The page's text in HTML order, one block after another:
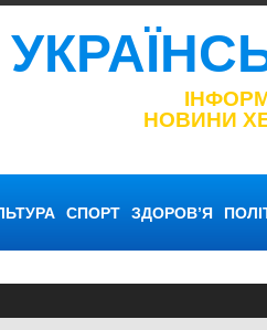
НОВИНИ
СПОРТ ЗДОРОВ’Я